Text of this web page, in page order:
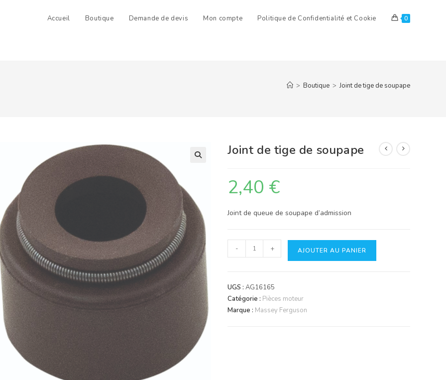
Accueil Boutique Demande de devis Mon compte Politique de Confidentialité et Cookie 0
> Boutique > Joint de tige de soupape
Joint de tige de soupape
2,40 €
Joint de queue de soupape d’admission
quantité
de
de
tige
de
- + AJOUTER AU PANIER
UGS :AG16165
Catégorie : Pièces moteur
Marque : Massey Ferguson